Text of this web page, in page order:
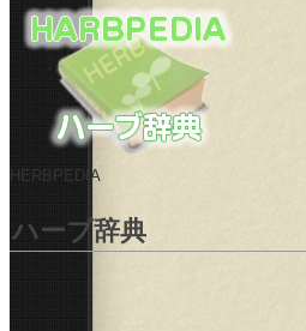
HERBPEDIA
ハーブ辞典